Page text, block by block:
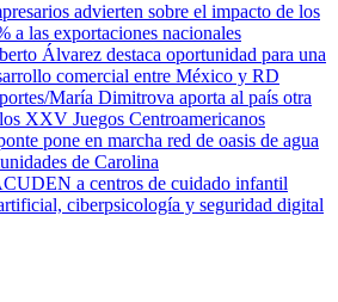
advierten sobre el impacto de los
a las exportaciones nacionales
Álvarez destaca oportunidad para una
comercial entre México y RD
María Dimitrova aporta al país otra
XXV Juegos Centroamericanos
pone en marcha red de oasis de agua
de Carolina
a centros de cuidado infantil
ciberpsicología y seguridad digital